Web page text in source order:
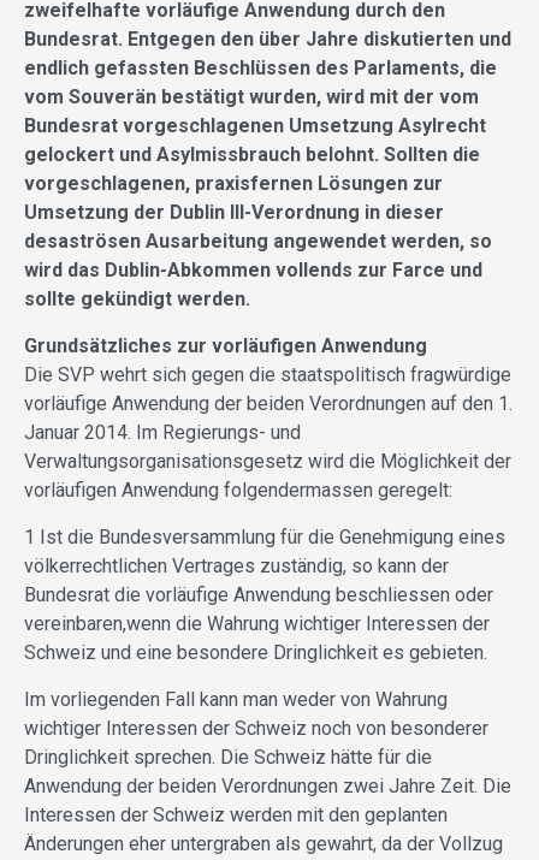
zweifelhafte vorläufige Anwendung durch den
Bundesrat. Entgegen den über Jahre diskutierten und
endlich gefassten Beschlüssen des Parlaments, die
vom Souverän bestätigt wurden, wird mit der vom
Bundesrat vorgeschlagenen Umsetzung Asylrecht
gelockert und Asylmissbrauch belohnt. Sollten die
vorgeschlagenen, praxisfernen Lösungen zur
Umsetzung der Dublin III-Verordnung in dieser
desaströsen Ausarbeitung angewendet werden, so
wird das Dublin-Abkommen vollends zur Farce und
sollte gekündigt werden.
Grundsätzliches zur vorläufigen Anwendung
Die SVP wehrt sich gegen die staatspolitisch fragwürdige
vorläufige Anwendung der beiden Verordnungen auf den 1.
Januar 2014. Im Regierungs- und
Verwaltungsorganisationsgesetz wird die Möglichkeit der
vorläufigen Anwendung folgendermassen geregelt:
1 Ist die Bundesversammlung für die Genehmigung eines
völkerrechtlichen Vertrages zuständig, so kann der
Bundesrat die vorläufige Anwendung beschliessen oder
vereinbaren,wenn die Wahrung wichtiger Interessen der
Schweiz und eine besondere Dringlichkeit es gebieten.
Im vorliegenden Fall kann man weder von Wahrung
wichtiger Interessen der Schweiz noch von besonderer
Dringlichkeit sprechen. Die Schweiz hätte für die
Anwendung der beiden Verordnungen zwei Jahre Zeit. Die
Interessen der Schweiz werden mit den geplanten
Änderungen eher untergraben als gewahrt, da der Vollzug